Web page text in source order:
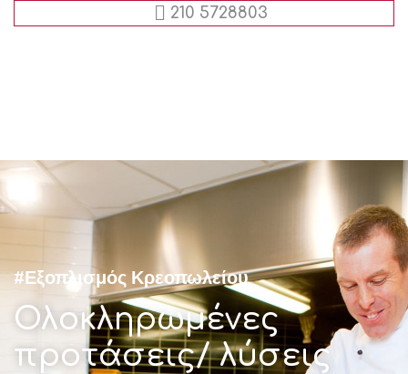
210 5728803
#Εξοπλισμός Κρεοπωλείου
Ολοκληρωμένες
προτάσεις/ λύσεις